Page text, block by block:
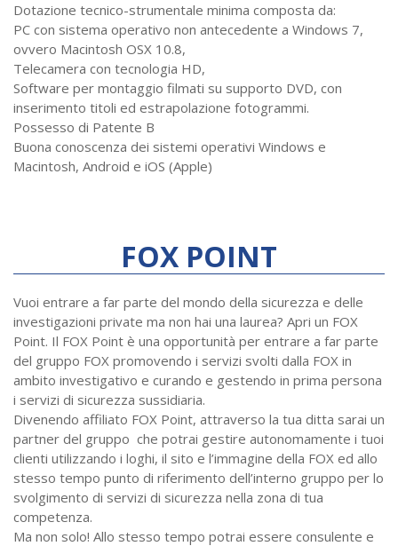
Dotazione tecnico-strumentale minima composta da:
PC con sistema operativo non antecedente a Windows 7,
ovvero Macintosh OSX 10.8,
Telecamera con tecnologia HD,
Software per montaggio filmati su supporto DVD, con
inserimento titoli ed estrapolazione fotogrammi.
Possesso di Patente B
Buona conoscenza dei sistemi operativi Windows e
Macintosh, Android e iOS (Apple)
FOX POINT
Vuoi entrare a far parte del mondo della sicurezza e delle
investigazioni private ma non hai una laurea? Apri un FOX
Point. Il FOX Point è una opportunità per entrare a far parte
del gruppo FOX promovendo i servizi svolti dalla FOX in
ambito investigativo e curando e gestendo in prima persona
i servizi di sicurezza sussidiaria.
Divenendo affiliato FOX Point, attraverso la tua ditta sarai un
partner del gruppo che potrai gestire autonomamente i tuoi
clienti utilizzando i loghi, il sito e l’immagine della FOX ed allo
stesso tempo punto di riferimento dell’interno gruppo per lo
svolgimento di servizi di sicurezza nella zona di tua
competenza.
Ma non solo! Allo stesso tempo potrai essere consulente e